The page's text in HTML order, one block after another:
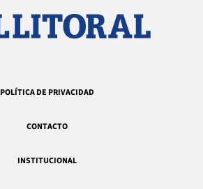
POLÍTICA DE PRIVACIDAD
CONTACTO
INSTITUCIONAL